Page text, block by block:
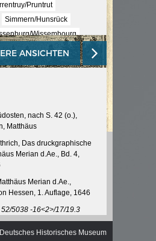
Pruntrut
Simmern/Hunsrück
Wissembourg
ANSICHTEN
nach S. 42 (o.),
Matthäus
Das druckgraphische
Merian d.Ae., Bd. 4,
Merian d.Ae.,
Hessen, 1. Auflage, 1646
5038 -16<2>/17/19.3
Museum
Historisches Museum